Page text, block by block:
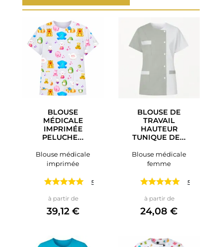
BLOUSE
MÉDICALE
IMPRIMÉE
PELUCHE...
Blouse médicale
imprimée
5 avis
à partir dePrix
39,12 €
BLOUSE DE
TRAVAIL
HAUTEUR
TUNIQUE DE...
Blouse médicale
femme
5 avis
à partir dePrix
24,08 €